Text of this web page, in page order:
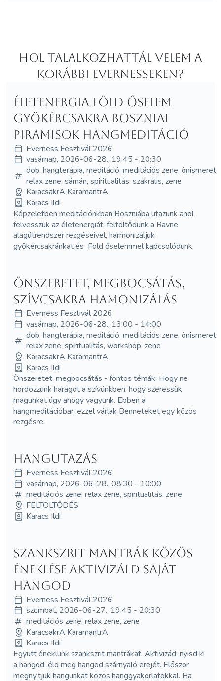
Hol Talalkozhattál velem a
korábbi Evernesseken?
Életenergia Föld őselem
Gyökércsakra Boszniai
piramisok hangmeditáció
Everness Fesztivál 2026
vasárnap, 2026-06-28., 19:45 - 20:30
dob, hangterápia, meditáció, meditációs zene, önismeret,
relax zene, sámán, spiritualitás, szakrális, zene
KaracsakrA KaramantrA
Karacs Ildi
Képzeletben meditációnkban Boszniába utazunk ahol
felvesszük az életenergiát, feltöltődünk a Ravne
alagútrendszer rezgéseivel, harmonizáljuk
gyökércsakránkat és Föld őselemmel kapcsolódunk.
Önszeretet, megbocsátás,
szívcsakra hamonizálás
Everness Fesztivál 2026
vasárnap, 2026-06-28., 13:00 - 14:00
dob, hangterápia, meditáció, meditációs zene, önismeret,
relax zene, spiritualitás, workshop, zene
KaracsakrA KaramantrA
Karacs Ildi
Önszeretet, megbocsátás - fontos témák. Hogy ne
hordozzunk haragot a szívünkben, hogy szeressük
magunkat úgy ahogy vagyunk. Ebben a
hangmeditációban ezzel várlak Benneteket egy közös
rezgésre.
Hangutazás
Everness Fesztivál 2026
vasárnap, 2026-06-28., 08:30 - 10:00
meditációs zene, relax zene, spiritualitás, zene
FELTÖLTŐDÉS
Karacs Ildi
Szankszrit mantrák közös
éneklése aktivizáld saját
hangod
Everness Fesztivál 2026
szombat, 2026-06-27., 19:45 - 20:30
meditációs zene, relax zene, zene
KaracsakrA KaramantrA
Karacs Ildi
Együtt éneklünk szankszrit mantrákat. Aktivizád, nyisd ki
a hangod, éld meg hangod szárnyaló erejét. Először
megnyitjuk hangunkat közös hanggyakorlatokkal. Ha